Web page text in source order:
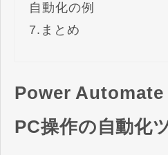
自動化の例
7. まとめ
Power
PC操作の自動化